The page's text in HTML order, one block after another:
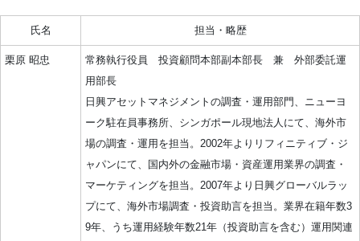
氏名 担当・略歴
栗原 昭忠
常務執行役員 投資顧問本部副本部長 兼 外部委託運
用部長
日興アセットマネジメントの調査・運用部門、ニューヨ
ーク駐在員事務所、シンガポール現地法人にて、海外市
場の調査・運用を担当。2002年よりリフィニティブ・ジ
ャパンにて、国内外の金融市場・資産運用業界の調査・
マーケティングを担当。2007年より日興グローバルラッ
プにて、海外市場調査・投資助言を担当。業界在籍年数3
9年、うち運用経験年数21年（投資助言を含む）運用関連